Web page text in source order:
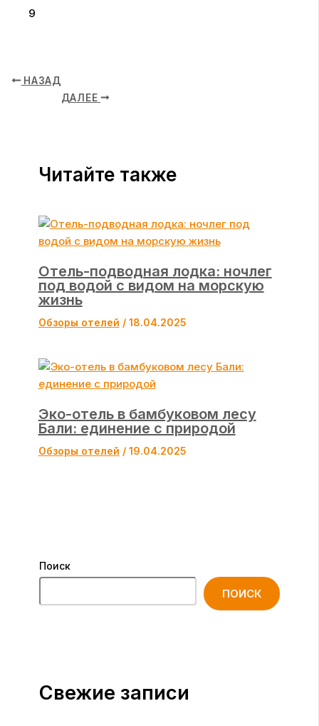
9
НАЗАД
ДАЛЕЕ
Читайте также
Отель-подводная лодка: ночлег
под водой с видом на морскую
жизнь
Обзоры отелей / 18.04.2025
Эко-отель в бамбуковом лесу
Бали: единение с природой
Обзоры отелей / 19.04.2025
Поиск
ПОИСК
Свежие записи